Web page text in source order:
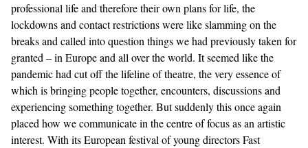
professional life and therefore their own plans for life, the
lockdowns and contact restrictions were like slamming on the
breaks and called into question things we had previously taken for
granted – in Europe and all over the world. It seemed like the
pandemic had cut off the lifeline of theatre, the very essence of
which is bringing people together, encounters, discussions and
experiencing something together. But suddenly this once again
placed how we communicate in the centre of focus as an artistic
interest. With its European festival of young directors Fast